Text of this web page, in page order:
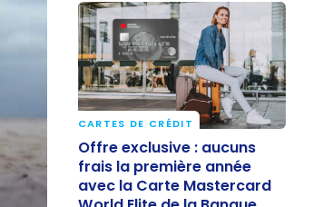
Offre exclusive : aucuns
frais la première année
avec la Carte Mastercard
CARTES DE CRÉDIT
Offre exclusive : aucuns
frais la première année
avec la Carte Mastercard